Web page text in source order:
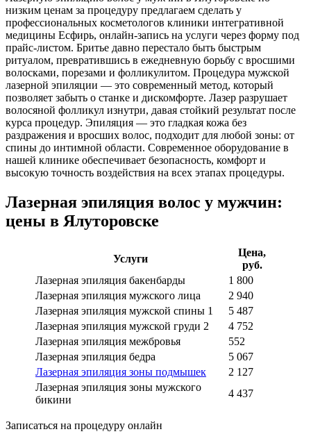
низким ценам за процедуру предлагаем сделать у
профессиональных косметологов клиники интегративной
медицины Есфирь, онлайн-запись на услуги через форму под
прайс-листом. Бритье давно перестало быть быстрым
ритуалом, превратившись в ежедневную борьбу с вросшими
волосками, порезами и фолликулитом. Процедура мужской
лазерной эпиляции — это современный метод, который
позволяет забыть о станке и дискомфорте. Лазер разрушает
волосяной фолликул изнутри, давая стойкий результат после
курса процедур. Эпиляция — это гладкая кожа без
раздражения и вросших волос, подходит для любой зоны: от
спины до интимной области. Современное оборудование в
нашей клинике обеспечивает безопасность, комфорт и
высокую точность воздействия на всех этапах процедуры.
Лазерная эпиляция волос у мужчин:
цены в Ялуторовске
Услуги
Цена,
руб.
Лазерная эпиляция бакенбарды
1 800
Лазерная эпиляция мужского лица
2 940
Лазерная эпиляция мужской спины 1
5 487
Лазерная эпиляция мужской груди 2
4 752
Лазерная эпиляция межбровья
552
Лазерная эпиляция бедра
5 067
Лазерная эпиляция зоны подмышек
2 127
Лазерная эпиляция зоны мужского
бикини
4 437
Записаться на процедуру онлайн